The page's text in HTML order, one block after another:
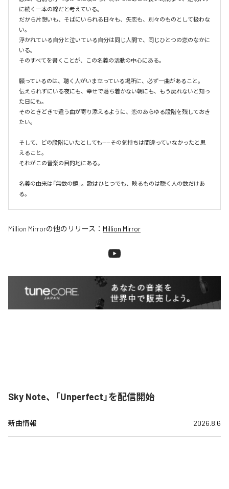
に続く一本の線だと考えている。
だから片想いも、そばにいられる日々も、失恋も、別々のものとして扱わな
い。
浮かれている自分と泣いている自分は同じ人間で、同じひとつの恋のなかに
いる。
そのすべてを書くことが、この名義の活動の中心にある。
願っているのは、聴く人がいま立っている場所に、必ず一曲があること。
伝えられずにいる夜にも、幸せで落ち着かない朝にも、もう戻れないと知っ
た日にも。
そのときどきで違う曲が寄り添えるように、恋のあらゆる段階を残しておき
たい。
そして、どの段階にいたとしても——その気持ちは間違っていなかったと思
えること。
それがこの音楽の目的地にある。
名義の由来は「無数の鏡」。歌はひとつでも、映るものは聴く人の数だけあ
る。
Million Mirrorの他のリリース： Million Mirror
Sky Note、「Unperfect」を配信開始
新曲情報 2026.8.6